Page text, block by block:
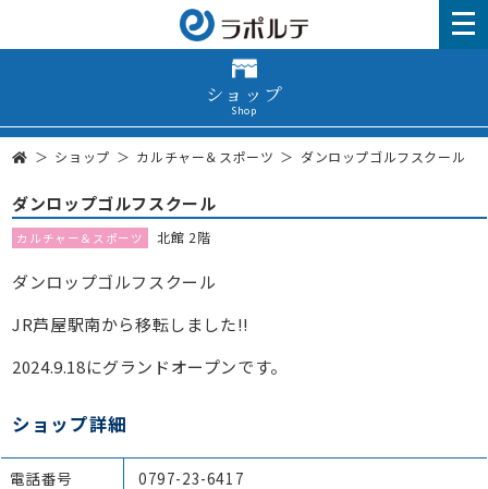
ショップ
Shop
ショップ カルチャー＆スポーツ ダンロップゴルフスクール
ダンロップゴルフスクール
カルチャー＆スポーツ 北館 2階
ダンロップゴルフスクール
JR芦屋駅南から移転しました!!
2024.9.18にグランドオープンです。
ショップ詳細
電話番号 0797-23-6417